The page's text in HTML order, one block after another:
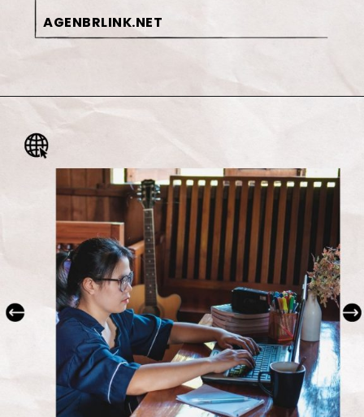
AGENBRLINK.NET